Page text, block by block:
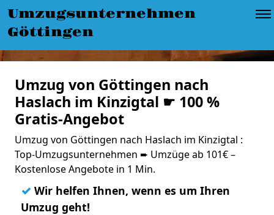
Umzugsunternehmen
Göttingen
Umzug von Göttingen nach
Haslach im Kinzigtal ☛ 100 %
Gratis-Angebot
Umzug von Göttingen nach Haslach im Kinzigtal :
Top-Umzugsunternehmen ➨ Umzüge ab 101€ –
Kostenlose Angebote in 1 Min.
✓ Wir helfen Ihnen, wenn es um Ihren
Umzug geht!